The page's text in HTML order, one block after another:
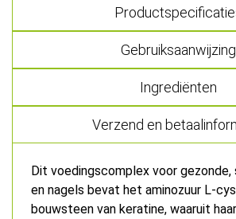
Gebruiksaanwijzing
Ingrediënten
Verzend en
Dit voedingscomplex voor gezonde,
en nagels bevat het aminozuur L-
bouwsteen van keratine, waaruit